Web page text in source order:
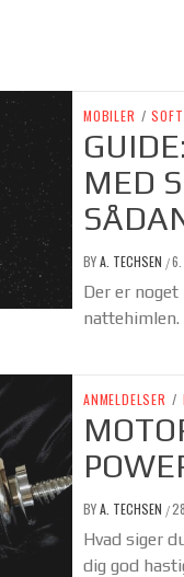
MOBILER /
MED
BYA. TECHSEN /6.
Der er
ANMELDELSER /
BYA. TECHSEN /
Hvad siger
dig god